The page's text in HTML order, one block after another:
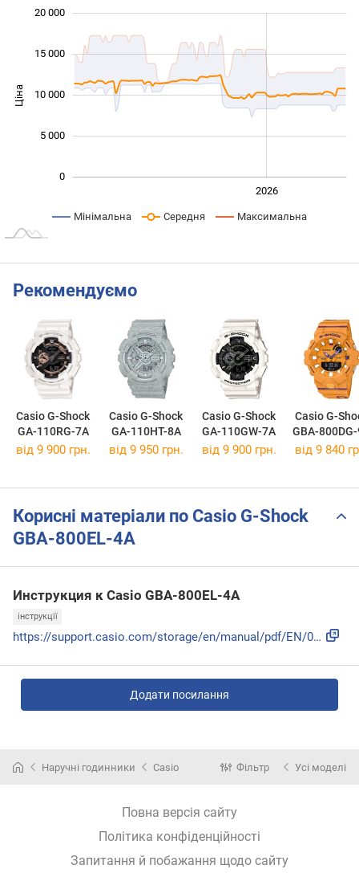
Ціна 10 000
0
5 000
10 000
15 000
20 000
2026
Мінімальна Середня Максимальна
Рекомендуємо
Casio G-Shock
GA-110RG-7A
Casio G-Shock
GA-110HT-8A
Casio G-Shock
GA-110GW-7A
Casio G-
GBA-
від 9 900 грн. від 9 950 грн. від 9 900 грн. від 9 840
Корисні матеріали по Casio G-Shock
GBA-800EL-4A
Инструкция к Casio GBA-800EL-4A
інструкції
https://support.casio.com/storage/en/manual/pdf/EN/009/qw55...
Додати посилання
Наручні годинники Casio Фільтр Усі моделі
Повна версія сайту
Політика конфіденційності
Запитання й побажання щодо сайту